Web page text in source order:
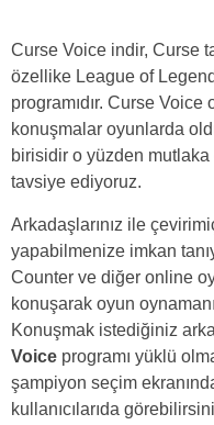
Curse Voice indir, Curse
özellike League of
programıdır. Curse
konuşmalar oyunlarda
birisidir o yüzden mutlaka
tavsiye ediyoruz.
Arkadaşlarınız ile
yapabilmenize imkan
Counter ve diğer online
konuşarak oyun
Konuşmak istediğiniz
Voice programı yüklü
şampiyon seçim
kullanıcılarıda